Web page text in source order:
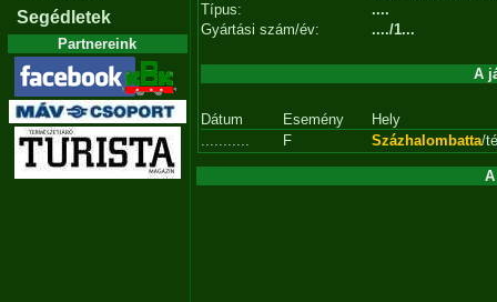
Segédletek
Partnereink
Típus:
....
Gyártási szám/év:
..../1...
A
Dátum Esemény
Hely
...........
F Százhalombatta/